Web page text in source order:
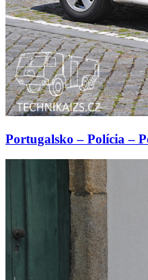
Portugalsko – Polícia –